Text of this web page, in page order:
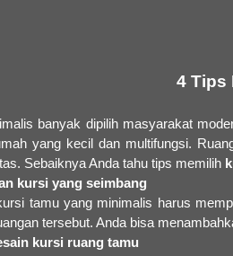
4 Tips
banyak dipilih masyarakat
yang kecil dan multifungsi.
Sebaiknya Anda tahu tips memilih
kursi yang seimbang
tamu yang minimalis harus
tersebut. Anda bisa
kursi ruang tamu